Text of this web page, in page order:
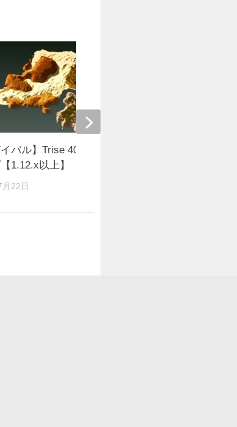
イバル】Trise 4000×2500カスタム
1.12.x以上】
22日